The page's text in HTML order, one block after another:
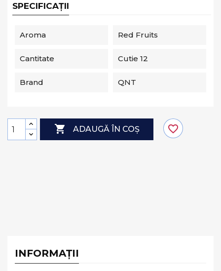
SPECIFICAȚII
Aroma Red Fruits
Cantitate Cutie 12
Brand QNT
 ADAUGĂ ÎN COȘ favorite_border
INFORMAȚII